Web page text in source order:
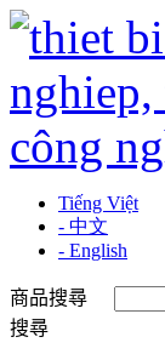
Tiếng Việt
- 中文
- English
商品搜尋
搜尋